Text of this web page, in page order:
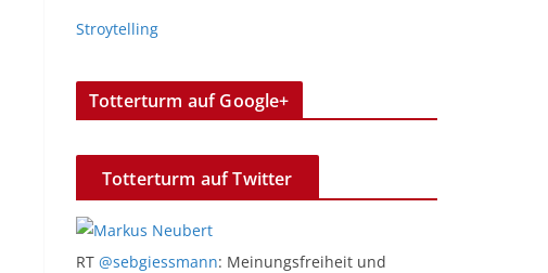
Stroytelling
Totterturm auf Google+
Totterturm auf Twitter
RT @sebgiessmann: Meinungsfreiheit und